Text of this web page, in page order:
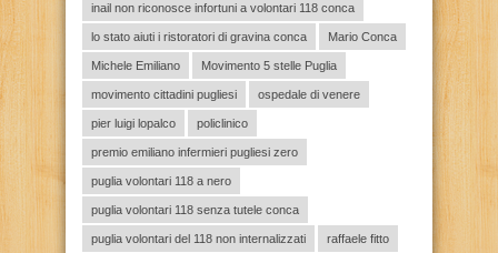
inail non riconosce infortuni a volontari 118 conca
lo stato aiuti i ristoratori di gravina conca Mario Conca
Michele Emiliano Movimento 5 stelle Puglia
movimento cittadini pugliesi ospedale di venere
pier luigi lopalco policlinico
premio emiliano infermieri pugliesi zero
puglia volontari 118 a nero
puglia volontari 118 senza tutele conca
puglia volontari del 118 non internalizzati raffaele fitto